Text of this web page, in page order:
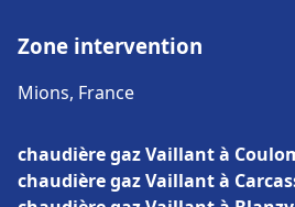
Zone intervention
Mions, France
chaudière gaz Vaillant à
chaudière gaz Vaillant à